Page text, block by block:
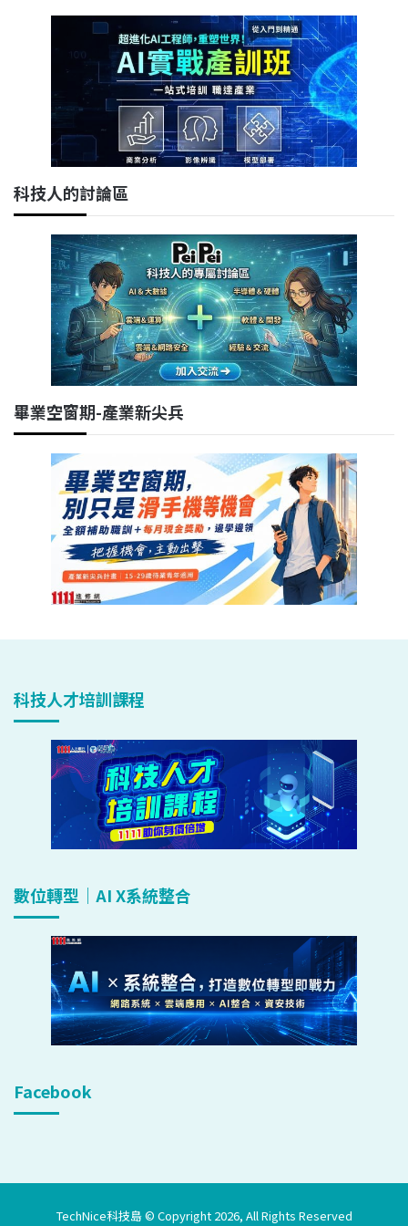
科技人的討論區
畢業空窗期-產業新尖兵
科技人才培訓課程
數位轉型｜AI X系統整合
Facebook
TechNice科技島 © Copyright 2026, All Rights Reserved